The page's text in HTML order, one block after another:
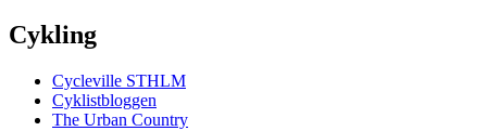
Cykling
Cycleville STHLM
Cyklistbloggen
The Urban Country